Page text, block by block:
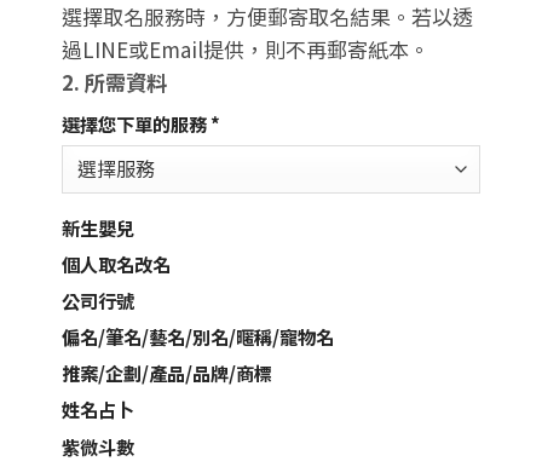
選擇取名服務時，方便郵寄取名結果。若以透
過LINE或Email提供，則不再郵寄紙本。
2. 所需資料
選擇您下單的服務*
新生嬰兒
個人取名改名
公司行號
偏名/筆名/藝名/別名/暱稱/寵物名
推案/企劃/產品/品牌/商標
姓名占卜
紫微斗數